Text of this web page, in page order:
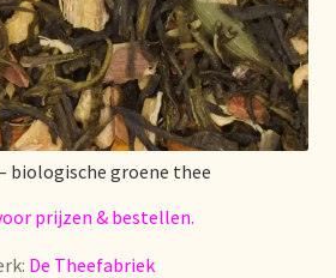
biologische groene thee
prijzen & bestellen.
De Theefabriek